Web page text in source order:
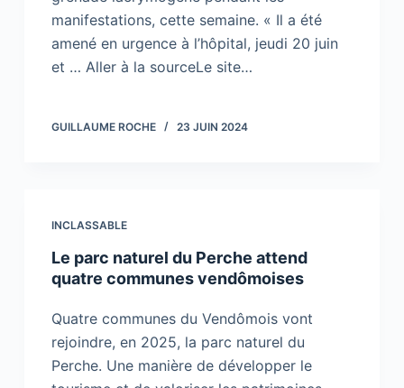
manifestations, cette semaine. « Il a été
amené en urgence à l’hôpital, jeudi 20 juin
et … Aller à la sourceLe site…
GUILLAUME ROCHE 23 JUIN 2024
INCLASSABLE
Le parc naturel du Perche attend
quatre communes vendômoises
Quatre communes du Vendômois vont
rejoindre, en 2025, la parc naturel du
Perche. Une manière de développer le